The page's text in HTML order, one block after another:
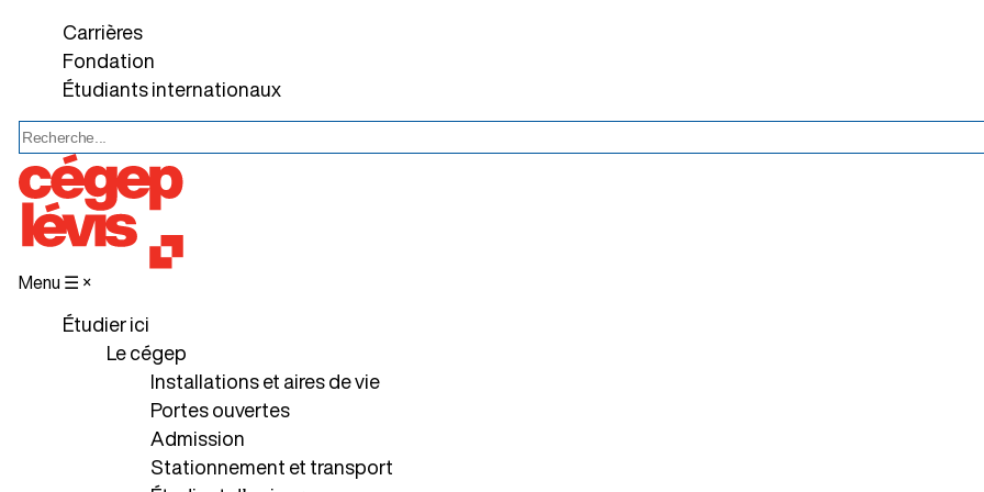
Carrières
Fondation
Étudiants internationaux
Menu ☰ ×
Étudier ici
Le cégep
Installations et aires de vie
Portes ouvertes
Admission
Stationnement et transport